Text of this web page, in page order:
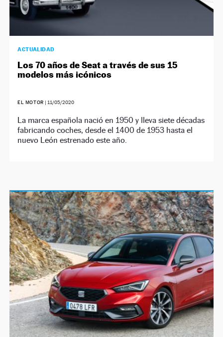
ACTUALIDAD
Los 70 años de Seat a través de sus 15
modelos más icónicos
EL MOTOR | 11/05/2020
La marca española nació en 1950 y lleva siete décadas
fabricando coches, desde el 1400 de 1953 hasta el
nuevo León estrenado este año.